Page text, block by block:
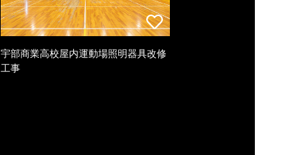
宇部商業高校屋内運動場照明器具改修
工事